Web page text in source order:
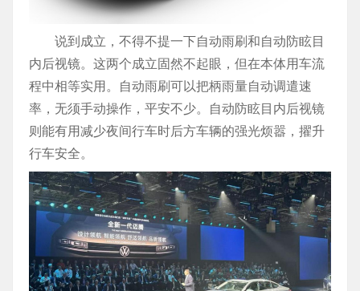
说到成立，不得不提一下自动雨刷和自动防眩目
内后视镜。这两个成立固然不起眼，但在本体用车流
程中相等实用。自动雨刷可以把柄雨量自动调遣速
率，无须手动操作，平安不少。自动防眩目内后视镜
则能有用减少夜间行车时后方车辆的强光烦嚣，擢升
行车安全。